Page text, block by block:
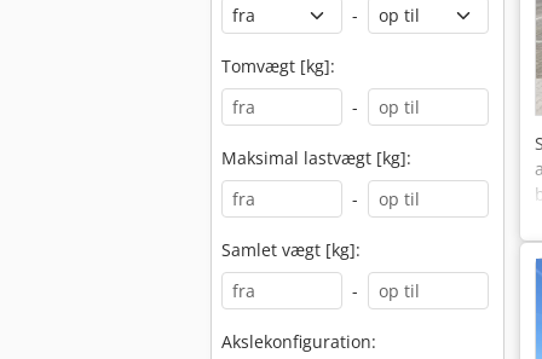
-
Tomvægt [kg]:
-
Maksimal lastvægt [kg]:
-
Samlet vægt [kg]:
-
Akslekonfiguration: